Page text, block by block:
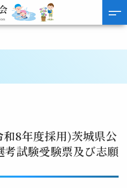
8年度採用)茨城県公
考試験受験票及び志願